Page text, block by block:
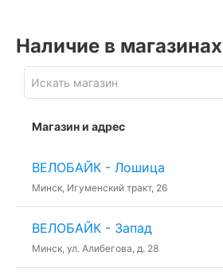
Наличие в магазинах
Магазин и адрес
ВЕЛОБАЙК - Лошица
Минск, Игуменский тракт, 26
ВЕЛОБАЙК - Запад
Минск, ул. Алибегова, д. 28